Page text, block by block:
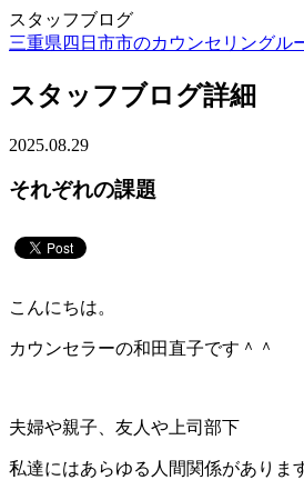
スタッフブログ
三重県四日市市のカウンセリングル
スタッフブログ詳細
2025.08.29
それぞれの課題
こんにちは。
カウンセラーの和田直子です＾＾
夫婦や親子、友人や上司部下
私達にはあらゆる人間関係がありま